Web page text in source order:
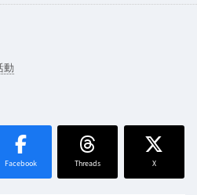
動
Facebook Threads X